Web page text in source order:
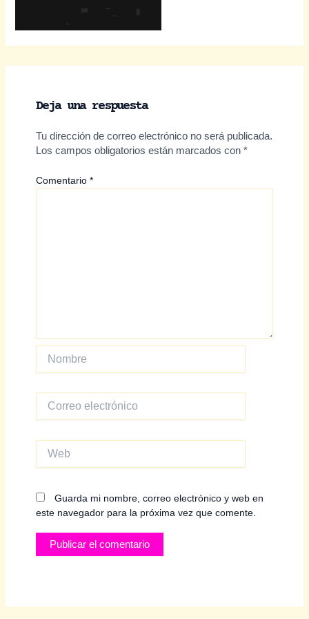
Deja una respuesta
Tu dirección de correo electrónico no será publicada.
Los campos obligatorios están marcados con *
Comentario *
Correo
electrónico
Guarda mi nombre, correo electrónico y web en
este navegador para la próxima vez que comente.